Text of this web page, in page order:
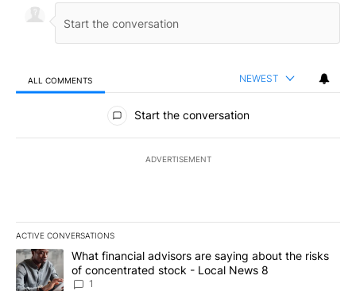
ALL COMMENTS NEWEST
All Comments
Start the conversation
ADVERTISEMENT
ACTIVE CONVERSATIONS
The following is a list of the most commented articles in the last
A trending article titled "What financial advisors are saying
What financial advisors are saying about the risks
of concentrated stock - Local News 8
1